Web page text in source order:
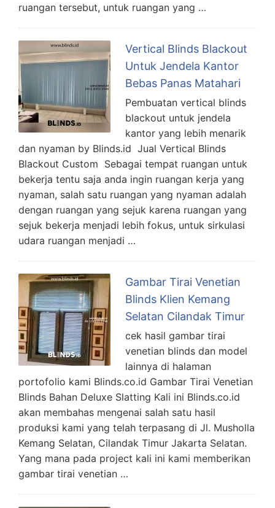
ruangan tersebut, untuk ruangan yang …
Vertical Blinds Blackout
Untuk Jendela Kantor
Bebas Panas Matahari
Pembuatan vertical blinds
blackout untuk jendela
kantor yang lebih menarik
dan nyaman by Blinds.id Jual Vertical Blinds
Blackout Custom Sebagai tempat ruangan untuk
bekerja tentu saja anda ingin ruangan kerja yang
nyaman, salah satu ruangan yang nyaman adalah
dengan ruangan yang sejuk karena ruangan yang
sejuk bekerja menjadi lebih fokus, untuk sirkulasi
udara ruangan menjadi …
Gambar Tirai Venetian
Blinds Klien Kemang
Selatan Cilandak Timur
cek hasil gambar tirai
venetian blinds dan model
lainnya di halaman
portofolio kami Blinds.co.id Gambar Tirai Venetian
Blinds Bahan Deluxe Slatting Kali ini Blinds.co.id
akan membahas mengenai salah satu hasil
produksi kami yang telah terpasang di Jl. Musholla
Kemang Selatan, Cilandak Timur Jakarta Selatan.
Yang mana pada project kali ini kami memberikan
gambar tirai venetian …